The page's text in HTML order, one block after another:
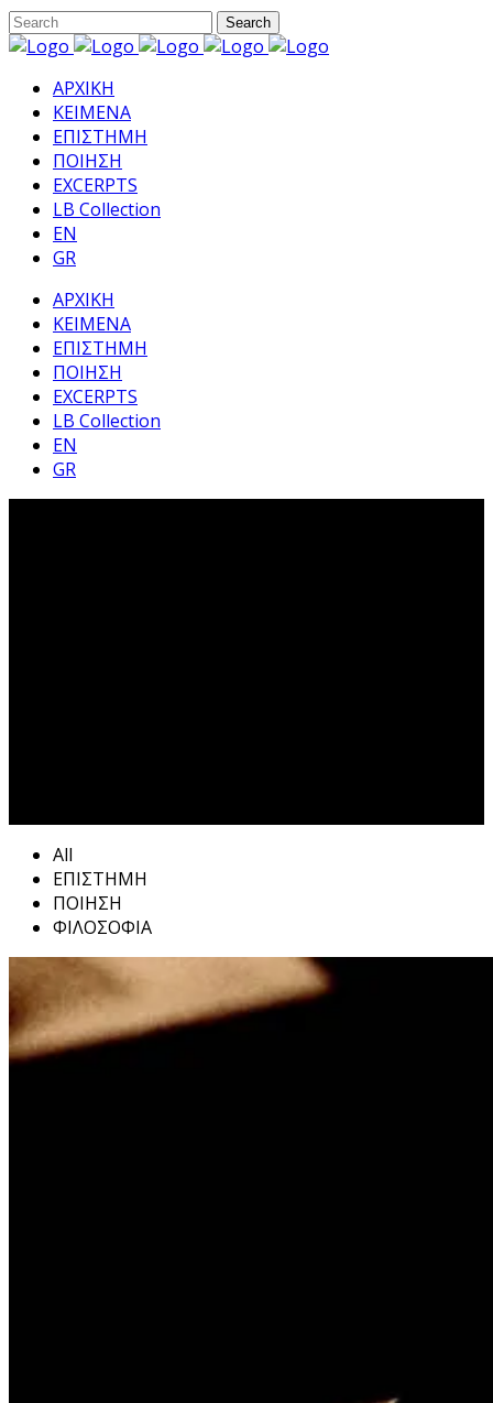
ΑΡΧΙΚΗ
ΚΕΙΜΕΝΑ
ΕΠΙΣΤΗΜΗ
ΠΟΙΗΣΗ
EXCERPTS
LB Collection
EN
GR
ΑΡΧΙΚΗ
ΚΕΙΜΕΝΑ
ΕΠΙΣΤΗΜΗ
ΠΟΙΗΣΗ
EXCERPTS
LB Collection
EN
GR
All
ΕΠΙΣΤΗΜΗ
ΠΟΙΗΣΗ
ΦΙΛΟΣΟΦΙΑ